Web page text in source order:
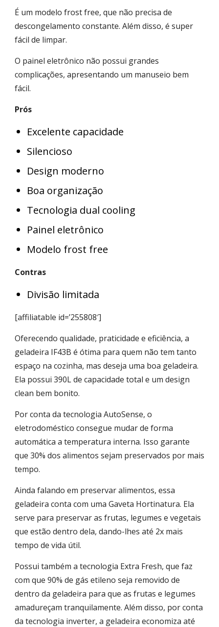
É um modelo frost free, que não precisa de
descongelamento constante. Além disso, é super
fácil de limpar.
O painel eletrônico não possui grandes
complicações, apresentando um manuseio bem
fácil.
Prós
Excelente capacidade
Silencioso
Design moderno
Boa organização
Tecnologia dual cooling
Painel eletrônico
Modelo frost free
Contras
Divisão limitada
[affiliatable id=’255808′]
Oferecendo qualidade, praticidade e eficiência, a
geladeira IF43B é ótima para quem não tem tanto
espaço na cozinha, mas deseja uma boa geladeira.
Ela possui 390L de capacidade total e um design
clean bem bonito.
Por conta da tecnologia AutoSense, o
eletrodoméstico consegue mudar de forma
automática a temperatura interna. Isso garante
que 30% dos alimentos sejam preservados por mais
tempo.
Ainda falando em preservar alimentos, essa
geladeira conta com uma Gaveta Hortinatura. Ela
serve para preservar as frutas, legumes e vegetais
que estão dentro dela, dando-lhes até 2x mais
tempo de vida útil.
Possui também a tecnologia Extra Fresh, que faz
com que 90% de gás etileno seja removido de
dentro da geladeira para que as frutas e legumes
amadureçam tranquilamente. Além disso, por conta
da tecnologia inverter, a geladeira economiza até